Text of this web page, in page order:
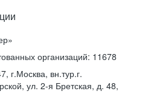
организаций: 11678
г.Москва, вн.тур.г.
ул. 2-я Бретская, д. 48,